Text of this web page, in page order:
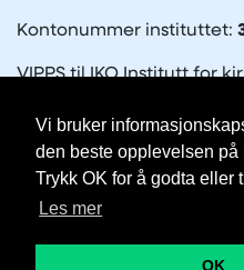
Vi bruker
den beste opplevelsen på
Trykk OK for å godta eller
Les mer
OK
Kontonummer instituttet:
VIPPS til IKO Institutt for
IKO-forlaget– en del av
Org.nr. 935570212